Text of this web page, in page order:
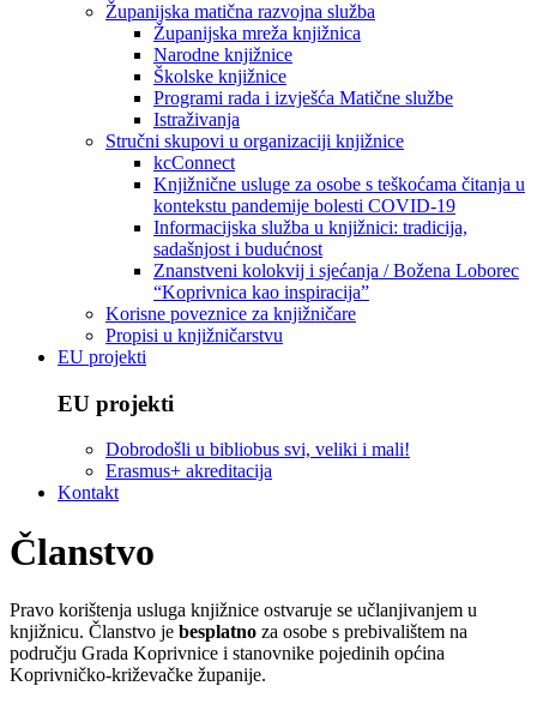
Županijska matična razvojna služba
Županijska mreža knjižnica
Narodne knjižnice
Školske knjižnice
Programi rada i izvješća Matične službe
Istraživanja
Stručni skupovi u organizaciji knjižnice
kcConnect
Knjižnične usluge za osobe s teškoćama čitanja u
kontekstu pandemije bolesti COVID-19
Informacijska služba u knjižnici: tradicija,
sadašnjost i budućnost
Znanstveni kolokvij i sjećanja / Božena Loborec
“Koprivnica kao inspiracija”
Korisne poveznice za knjižničare
Propisi u knjižničarstvu
EU projekti
EU projekti
Dobrodošli u bibliobus svi, veliki i mali!
Erasmus+ akreditacija
Kontakt
Članstvo
Pravo korištenja usluga knjižnice ostvaruje se učlanjivanjem u
knjižnicu. Članstvo je besplatno za osobe s prebivalištem na
području Grada Koprivnice i stanovnike pojedinih općina
Koprivničko-križevačke županije.